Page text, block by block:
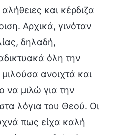
και κέρδιζα
Αρχικά, γινόταν
δηλαδή,
όλη την
μιλούσα ανοιχτά και
να μιλώ για την
λόγια του Θεού. Οι
πως είχα καλή